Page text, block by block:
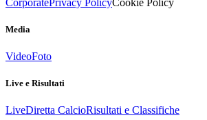
Media
VideoFoto
Live e Risultati
LiveDiretta CalcioRisultati e Classifiche